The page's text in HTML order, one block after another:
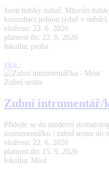
Jsem italský zubař. Mluvím
konzultaci jednou týdně v
vloženo: 23. 6. 2026
platnost do: 22. 8. 2026
lokalita: proha
více
Zubní sestra
Zubní intrumentář/
Přidejte se do moderní
instrumentářku / zubní sestru do
vloženo: 22. 6. 2026
platnost do: 15. 9. 2026
lokalita: Most